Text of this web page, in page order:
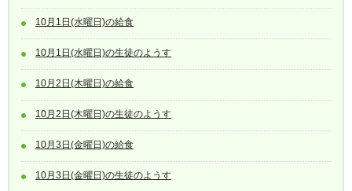
10月1日(水曜日)の給食
10月1日(水曜日)の生徒のようす
10月2日(木曜日)の給食
10月2日(木曜日)の生徒のようす
10月3日(金曜日)の給食
10月3日(金曜日)の生徒のようす